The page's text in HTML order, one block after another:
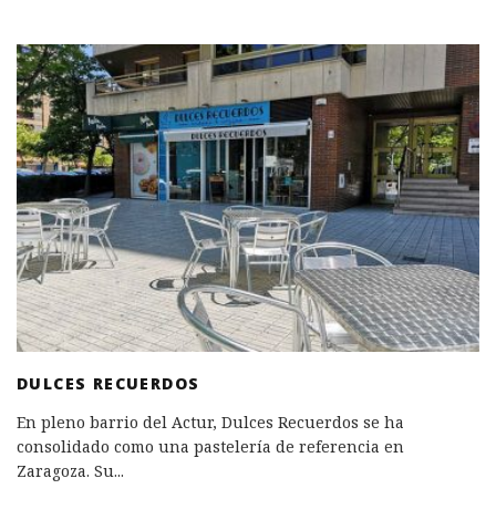
DULCES RECUERDOS
En pleno barrio del Actur, Dulces Recuerdos se ha
consolidado como una pastelería de referencia en
Zaragoza. Su...